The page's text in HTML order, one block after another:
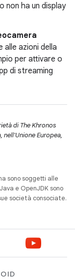
non ha un display
alle azioni della
per attivare o
di streaming
di The Khronos
nell'Unione Europea,
sono soggetti alle
e OpenJDK sono
società consociate.